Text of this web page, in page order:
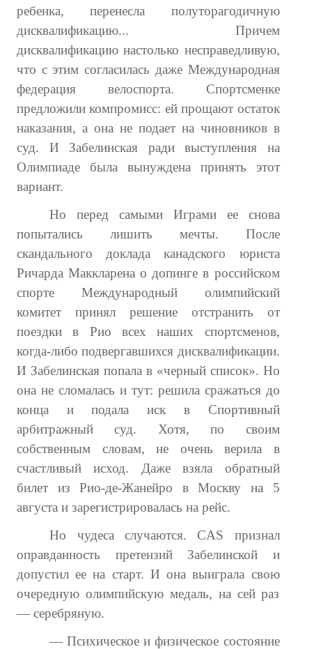
ребенка, перенесла полуторагодичную
дисквалификацию... Причем
дисквалификацию настолько несправедливую,
что с этим согласилась даже Международная
федерация велоспорта. Спортсменке
предложили компромисс: ей прощают остаток
наказания, а она не подает на чиновников в
суд. И Забелинская ради выступления на
Олимпиаде была вынуждена принять этот
вариант.
Но перед самыми Играми ее снова
попытались лишить мечты. После
скандального доклада канадского юриста
Ричарда Маккларена о допинге в российском
спорте Международный олимпийский
комитет принял решение отстранить от
поездки в Рио всех наших спортсменов,
когда-либо подвергавшихся дисквалификации.
И Забелинская попала в «черный список». Но
она не сломалась и тут: решила сражаться до
конца и подала иск в Спортивный
арбитражный суд. Хотя, по своим
собственным словам, не очень верила в
счастливый исход. Даже взяла обратный
билет из Рио-де-Жанейро в Москву на 5
августа и зарегистрировалась на рейс.
Но чудеса случаются. CAS признал
оправданность претензий Забелинской и
допустил ее на старт. И она выиграла свою
очередную олимпийскую медаль, на сей раз
— серебряную.
— Психическое и физическое состояние